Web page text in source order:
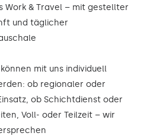
Work & Travel – mit gestellter
und täglicher
mit uns individuell
ob regionaler oder
ob Schichtdienst oder
Voll- oder Teilzeit – wir